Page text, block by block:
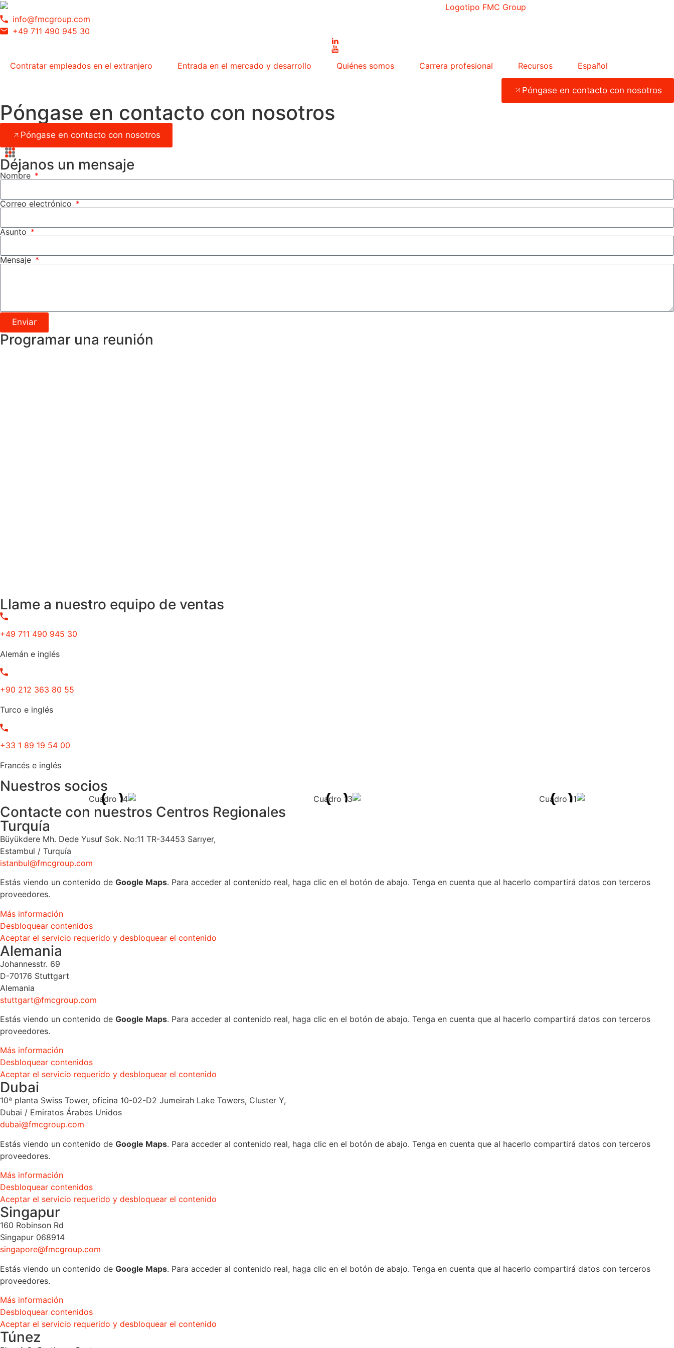
info@fmcgroup.com
+49 711 490 945 30
Contratar empleados en el extranjero Entrada en el mercado y desarrollo Quiénes somos Carrera profesional Recursos Español
Póngase en contacto con nosotros
Póngase en contacto con nosotros
Póngase en contacto con nosotros
Déjanos un mensaje
Nombre
Correo electrónico
Asunto
Mensaje
Enviar
Programar una reunión
Llame a nuestro equipo de ventas
+49 711 490 945 30
Alemán e inglés
+90 212 363 80 55
Turco e inglés
+33 1 89 19 54 00
Francés e inglés
Nuestros socios
Contacte con nuestros Centros Regionales
Turquía
Büyükdere Mh. Dede Yusuf Sok. No:11 TR-34453 Sarıyer,
Estambul / Turquía
istanbul@fmcgroup.com
Estás viendo un contenido de Google Maps. Para acceder al contenido real, haga clic en el botón de abajo. Tenga en cuenta que al hacerlo compartirá datos con terceros
proveedores.
Más información
Desbloquear contenidos
Aceptar el servicio requerido y desbloquear el contenido
Alemania
Johannesstr. 69
D-70176 Stuttgart
Alemania
stuttgart@fmcgroup.com
Estás viendo un contenido de Google Maps. Para acceder al contenido real, haga clic en el botón de abajo. Tenga en cuenta que al hacerlo compartirá datos con terceros
proveedores.
Más información
Desbloquear contenidos
Aceptar el servicio requerido y desbloquear el contenido
Dubai
10ª planta Swiss Tower, oficina 10-02-D2 Jumeirah Lake Towers, Cluster Y,
Dubai / Emiratos Árabes Unidos
dubai@fmcgroup.com
Estás viendo un contenido de Google Maps. Para acceder al contenido real, haga clic en el botón de abajo. Tenga en cuenta que al hacerlo compartirá datos con terceros
proveedores.
Más información
Desbloquear contenidos
Aceptar el servicio requerido y desbloquear el contenido
Singapur
160 Robinson Rd
Singapur 068914
singapore@fmcgroup.com
Estás viendo un contenido de Google Maps. Para acceder al contenido real, haga clic en el botón de abajo. Tenga en cuenta que al hacerlo compartirá datos con terceros
proveedores.
Más información
Desbloquear contenidos
Aceptar el servicio requerido y desbloquear el contenido
Túnez